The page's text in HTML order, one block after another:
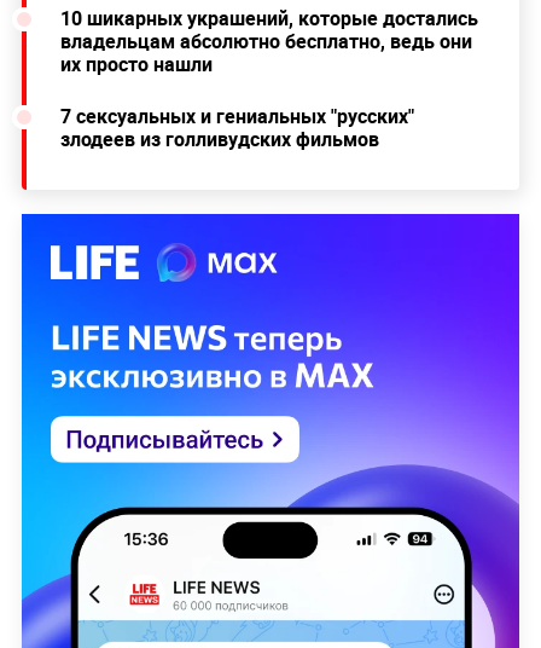
10 шикарных украшений, которые достались
владельцам абсолютно бесплатно, ведь они
их просто нашли
7 сексуальных и гениальных "русских"
злодеев из голливудских фильмов